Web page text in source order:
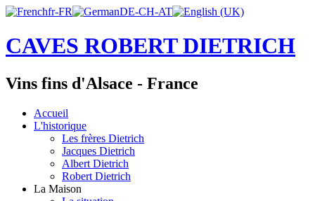
CAVES ROBERT DIETRICH
Vins fins d'Alsace - France
Accueil
L'historique
Les frères Dietrich
Jacques Dietrich
Albert Dietrich
Robert Dietrich
La Maison